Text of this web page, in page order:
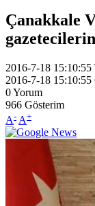
Çanakkale
2016-7-18 15:10:55
2016-7-18 15:10:55
0Yorum
966 Gösterim
A- A+